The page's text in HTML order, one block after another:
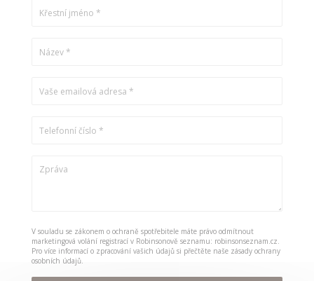
V souladu se zákonem o ochraně spotřebitele máte právo odmítnout
marketingová volání registrací v Robinsonově seznamu: robinsonseznam.cz.
Pro více informací o zpracování vašich údajů si přečtěte naše zásady ochrany
osobních údajů.